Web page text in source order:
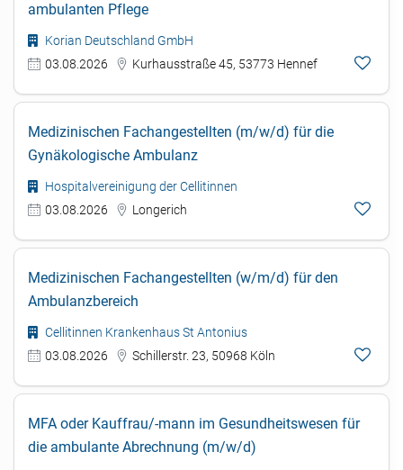
ambulanten Pflege
Korian Deutschland GmbH
03.08.2026
Kurhausstraße 45, 53773 Hennef
Medizinischen Fachangestellten (m/w/d) für die
Gynäkologische Ambulanz
Hospitalvereinigung der Cellitinnen
03.08.2026
Longerich
Medizinischen Fachangestellten (w/m/d) für den
Ambulanzbereich
Cellitinnen Krankenhaus St Antonius
03.08.2026
Schillerstr. 23, 50968 Köln
MFA oder Kauffrau/-mann im Gesundheitswesen für
die ambulante Abrechnung (m/w/d)